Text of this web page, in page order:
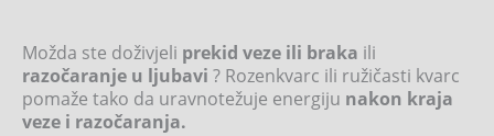
Možda ste doživjeli prekid veze ili braka ili
razočaranje u ljubavi ? Rozenkvarc ili ružičasti kvarc
pomaže tako da uravnotežuje energiju nakon kraja
veze i razočaranja.